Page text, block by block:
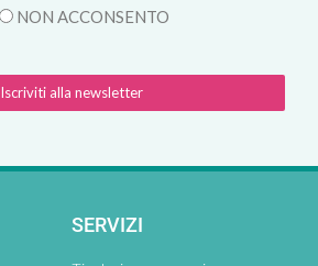
NON ACCONSENTO
Iscriviti alla newsletter
SERVIZI